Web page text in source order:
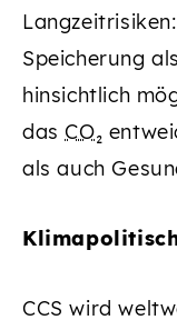
Speicherung
hinsichtlich
dasCO₂
als auch
CCS wird